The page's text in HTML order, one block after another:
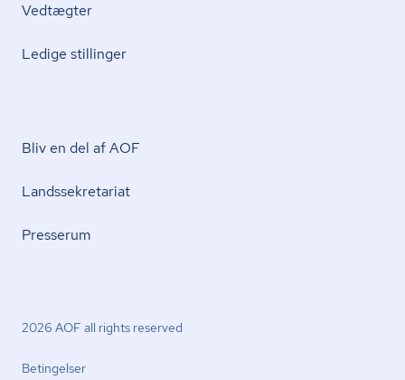
Vedtægter
Ledige stillinger
Bliv en del af AOF
Lands­se­kre­ta­ri­at
Presserum
2026 AOF all rights reserved
Betingelser